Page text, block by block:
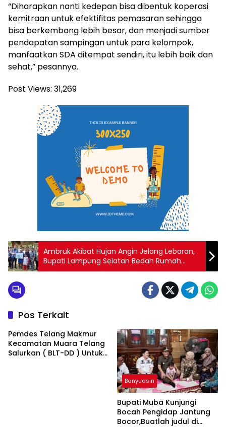
“Diharapkan nanti kedepan bisa dibentuk koperasi
kemitraan untuk efektifitas pemasaran sehingga
bisa berkembang lebih besar, dan menjadi sumber
pendapatan sampingan untuk para kelompok,
manfaatkan SDA ditempat sendiri, itu lebih baik dan
sehat,” pesannya.
Post Views: 31,269
Ambruk Akibat Hujan Angin Jelang Lebaran,
Bupati Lampung Selatan Bedah Rumah
Geribik Milik Warga Tanjung Sari Jadi Layak
Huni,Buatlah judul di samping menjadi lebih
Pos Terkait
Pemdes Telang Makmur
Kecamatan Muara Telang
Salurkan ( BLT-DD ) Untuk
Banyuasin
Bupati Muba Kunjungi
Bocah Pengidap Jantung
Bocor,Buatlah judul di